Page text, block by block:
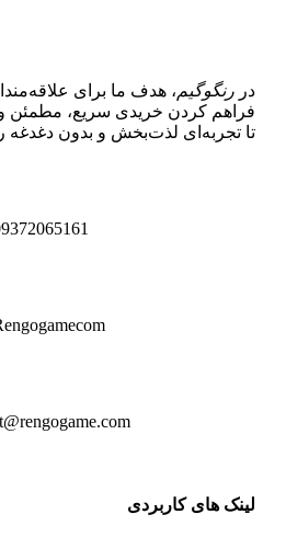
در رنگوگیم، هدف ما برای
فراهم کردن خریدی سریع،
تا تجربه‌ای لذت‌بخش و بدون دغدغه
لینک های کاربردی